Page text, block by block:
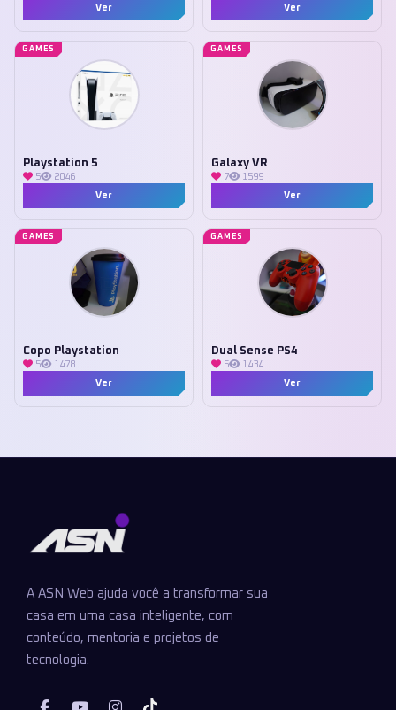
Ver
Ver
GAMES
Playstation 5
5
2046
Ver
GAMES
Galaxy VR
7
1599
Ver
GAMES
Copo Playstation
5
1478
Ver
GAMES
Dual Sense PS4
5
1434
Ver
A ASN Web ajuda você a transformar sua
casa em uma casa inteligente, com
conteúdo, mentoria e projetos de
tecnologia.